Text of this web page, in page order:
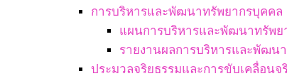
การบริหารและพัฒนาทรัพยากรบุคคล
แผนการบริหารและพัฒนาทรัพย
รายงานผลการบริหารและพัฒน
ประมวลจริยธรรมและการขับเคลื่อนจ